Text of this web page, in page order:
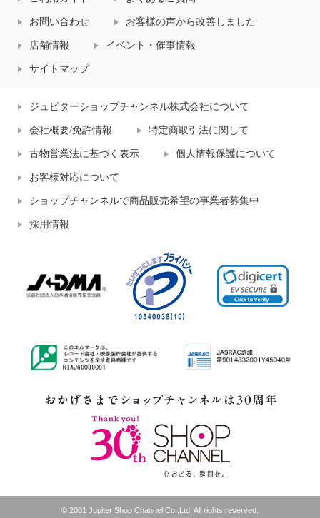
お問い合わせ お客様の声から改善しました
店舗情報 イベント・催事情報
サイトマップ
ジュピターショップチャンネル株式会社について
会社概要/免許情報 特定商取引法に関して
古物営業法に基づく表示 個人情報保護について
お客様対応について
ショップチャンネルで商品販売希望の事業者募集中
採用情報
© 2001 Jupiter Shop Channel Co.,Ltd. All rights reserved.